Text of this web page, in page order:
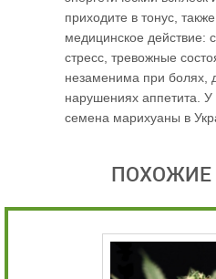
приходите в тонус,
медицинское действие:
стресс, тревожные
незаменима при болях,
нарушениях аппетита.
семена марихуаны в
ПОХОЖИЕ